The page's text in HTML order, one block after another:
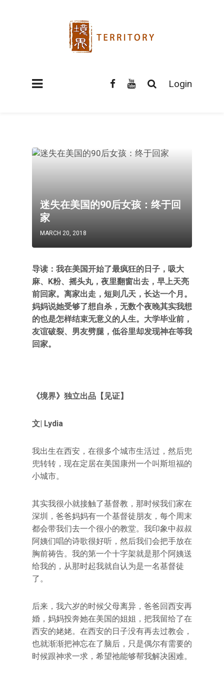
Login
迷失在美国的90后女孩：终于回
家
MARCH 20, 2018
导读：我在美国开始了最疯狂的日子，吸大
麻、K粉、摇头丸，夜里翻窗出去，早上天亮
前回家。离家出走，短则几天，长达一个月。
妈妈说她受够了想自杀，无数个夜晚其实我想
的也是怎样结束无意义的人生。大学毕业前，
友谊破裂、男友劈腿，低谷里却发现神在等我
回家。
《境界》独立出品【见证】
文| Lydia
我出生在西安，在很多个城市生活过，然后兜
兜转转，现在定居在美国康州一个叫斯坦福的
小城市。
其实我很小就接触了基督教，那时候我们家在
深圳，爸爸妈妈有一个基督徒朋友，每个周末
都会带我们去一个很小的教堂。我印象中叔叔
阿姨们唱的诗歌很好听，然后我们会把手放在
胸前祷告。我的第一个十字架就是那个阿姨送
给我的，从那时起我就自认为是一名基督徒
了。
后来，我六岁的时候父母离异，爸爸回西安再
婚，妈妈投奔她在美国的姐姐，把我留给了在
西安的姥姥。在西安的日子没有再去过教会，
也就渐渐把神忘在了脑后，只是偶尔有需要的
时候跟神求一求，希望祂能够帮我解决困难。